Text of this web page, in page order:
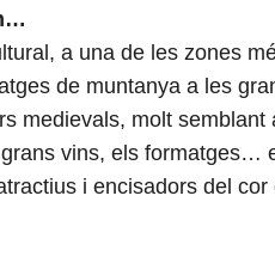
a una de les zones
de muntanya a les
medievals, molt
vins, els formatges…
i encisadors del cor